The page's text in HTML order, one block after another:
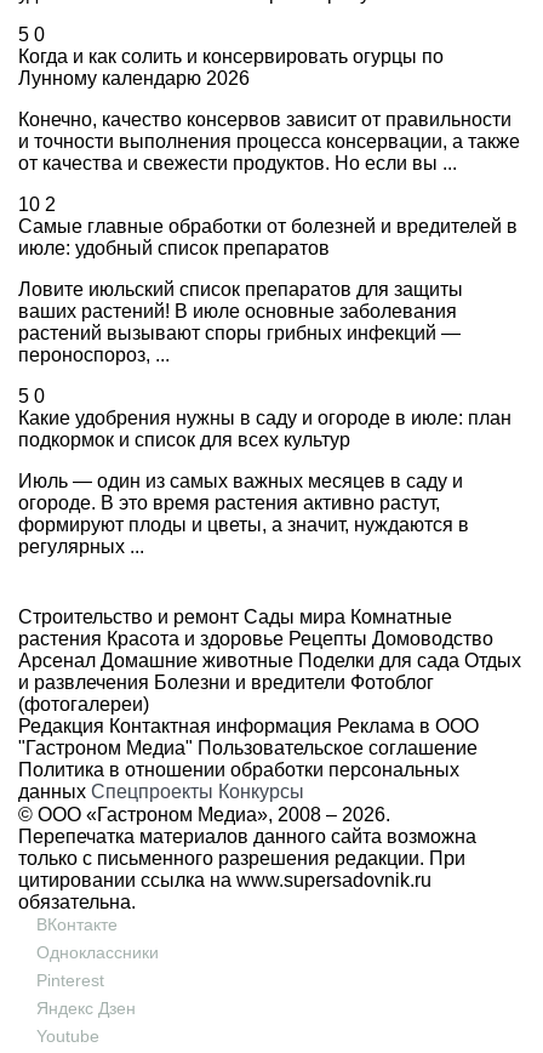
5 0
Когда и как солить и консервировать огурцы по
Лунному календарю 2026
Конечно, качество консервов зависит от правильности
и точности выполнения процесса консервации, а также
от качества и свежести продуктов. Но если вы ...
10 2
Самые главные обработки от болезней и вредителей в
июле: удобный список препаратов
Ловите июльский список препаратов для защиты
ваших растений! В июле основные заболевания
растений вызывают споры грибных инфекций —
пероноспороз, ...
5 0
Какие удобрения нужны в саду и огороде в июле: план
подкормок и список для всех культур
Июль — один из самых важных месяцев в саду и
огороде. В это время растения активно растут,
формируют плоды и цветы, а значит, нуждаются в
регулярных ...
Строительство и ремонт Сады мира Комнатные
растения Красота и здоровье Рецепты Домоводство
Арсенал Домашние животные Поделки для сада Отдых
и развлечения Болезни и вредители Фотоблог
(фотогалереи)
Редакция Контактная информация Реклама в ООО
"Гастроном Медиа" Пользовательское соглашение
Политика в отношении обработки персональных
данных Спецпроекты Конкурсы
© ООО «Гастроном Медиа», 2008 – 2026.
Перепечатка материалов данного сайта возможна
только с письменного разрешения редакции. При
цитировании ссылка на www.supersadovnik.ru
обязательна.
ВКонтакте
Одноклассники
Pinterest
Яндекс Дзен
Youtube